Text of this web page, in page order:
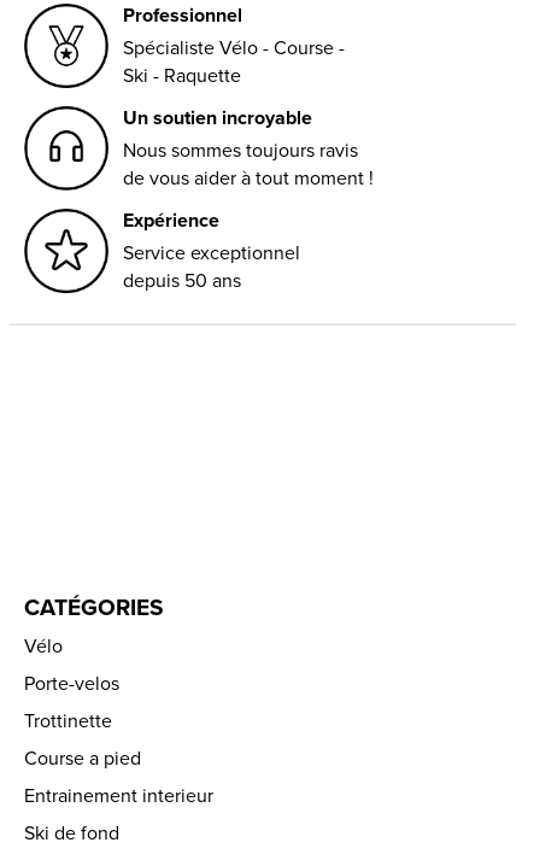
Professionnel
Spécialiste Vélo - Course -
Ski - Raquette
Un soutien incroyable
Nous sommes toujours ravis
de vous aider à tout moment !
Expérience
Service exceptionnel
depuis 50 ans
CATÉGORIES
Vélo
Porte-velos
Trottinette
Course a pied
Entrainement interieur
Ski de fond